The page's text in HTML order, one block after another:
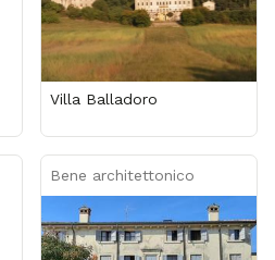
Villa Balladoro
Bene architettonico